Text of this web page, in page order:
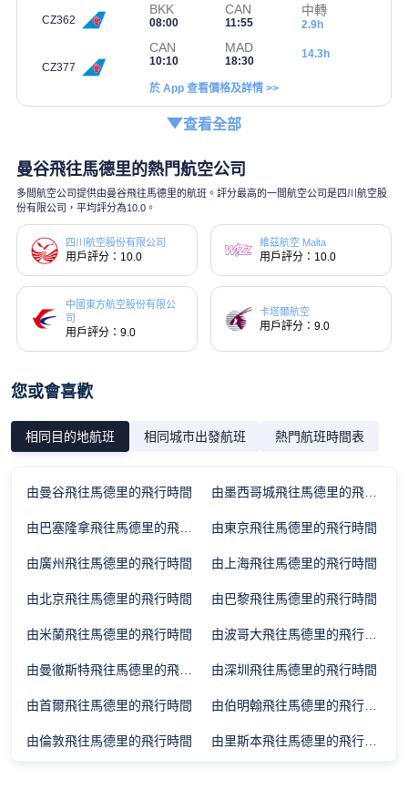
CZ362
BKK
08:00
CAN
11:55
中轉
2.9h
CZ377
CAN
10:10
MAD
18:30
14.3h
於 App 查看價格及詳情 >>
查看全部
曼谷飛往馬德里的熱門航空公司
多間航空公司提供由曼谷飛往馬德里的航班。評分最高的一間航空公司是四川航空股
份有限公司，平均評分為10.0。
四川航空股份有限公司
用戶評分：10.0
維茲航空 Malta
用戶評分：10.0
中國東方航空股份有限公
司
用戶評分：9.0
卡塔爾航空
用戶評分：9.0
您或會喜歡
相同目的地航班 相同城市出發航班 熱門航班時間表
由曼谷飛往馬德里的飛行時間
由東京飛往馬德里的飛行時間
由廣州飛往馬德里的飛行時間 由上海飛往馬德里的飛行時間
由北京飛往馬德里的飛行時間 由巴黎飛往馬德里的飛行時間
由米蘭飛往馬德里的飛行時間
由深圳飛往馬德里的飛行時間
由首爾飛往馬德里的飛行時間
由倫敦飛往馬德里的飛行時間